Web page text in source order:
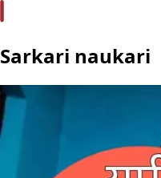
Sarkari naukari